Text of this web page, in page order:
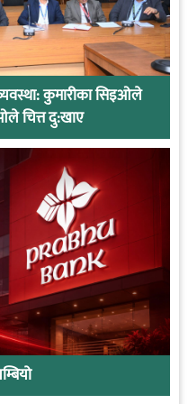
कुमारीका सिइओले
चित्त दु:खाए